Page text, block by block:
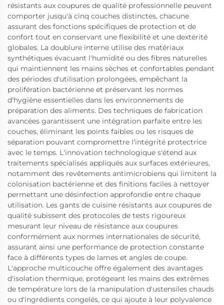
résistants aux coupures de qualité professionnelle peuvent
comporter jusqu'à cinq couches distinctes, chacune
assurant des fonctions spécifiques de protection et de
confort tout en conservant une flexibilité et une dextérité
globales. La doublure interne utilise des matériaux
synthétiques évacuant l'humidité ou des fibres naturelles
qui maintiennent les mains sèches et confortables pendant
des périodes d'utilisation prolongées, empêchant la
prolifération bactérienne et préservant les normes
d'hygiène essentielles dans les environnements de
préparation des aliments. Des techniques de fabrication
avancées garantissent une intégration parfaite entre les
couches, éliminant les points faibles ou les risques de
séparation pouvant compromettre l'intégrité protectrice
avec le temps. L'innovation technologique s'étend aux
traitements spécialisés appliqués aux surfaces extérieures,
notamment des revêtements antimicrobiens qui limitent la
colonisation bactérienne et des finitions faciles à nettoyer
permettant une désinfection approfondie entre chaque
utilisation. Les gants de cuisine résistants aux coupures de
qualité subissent des protocoles de tests rigoureux
mesurant leur niveau de résistance aux coupures
conformément aux normes internationales de sécurité,
assurant ainsi une performance de protection constante
face à différents types de lames et angles de coupe.
L'approche multicouche offre également des avantages
d'isolation thermique, protégeant les mains des extrêmes
de température lors de la manipulation d'ustensiles chauds
ou d'ingrédients congelés, ce qui ajoute à leur polyvalence